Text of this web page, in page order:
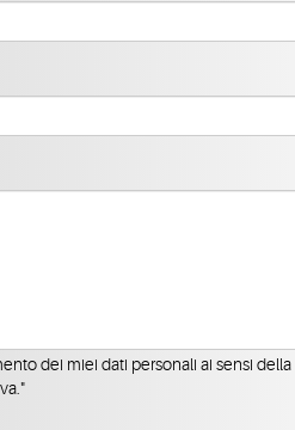
dei miei dati personali ai sensi della